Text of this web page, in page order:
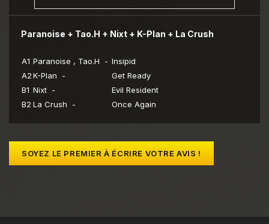
Paranoise + Tao.H + Nixt + K-Plan + La Crush
A1 Paranoise , Tao.H - Insipid
A2K-Plan -
Get Ready
B1 Nixt -
Evil Resident
B2 La Crush - Once Again
SOYEZ LE PREMIER À ÉCRIRE VOTRE AVIS !